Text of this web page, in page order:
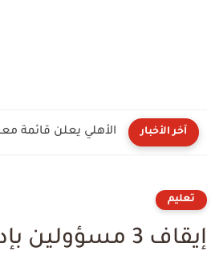
آخر الأخبار
تعليم
إيقاف 3 مسؤولين